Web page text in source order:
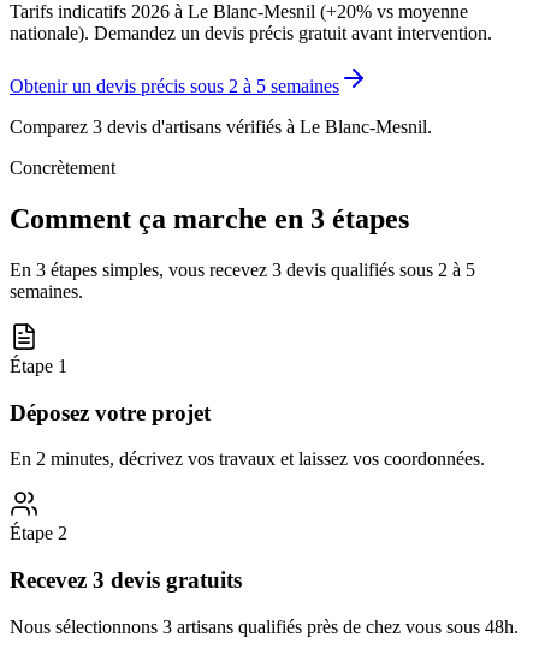
Tarifs indicatifs 2026 à Le Blanc-Mesnil (+20% vs moyenne
nationale). Demandez un devis précis gratuit avant intervention.
Obtenir un devis précis sous 2 à 5 semaines
Comparez 3 devis d'artisans vérifiés à Le Blanc-Mesnil.
Concrètement
Comment ça marche en 3 étapes
En 3 étapes simples, vous recevez 3 devis qualifiés sous 2 à 5
semaines.
Étape 1
Déposez votre projet
En 2 minutes, décrivez vos travaux et laissez vos coordonnées.
Étape 2
Recevez 3 devis gratuits
Nous sélectionnons 3 artisans qualifiés près de chez vous sous 48h.